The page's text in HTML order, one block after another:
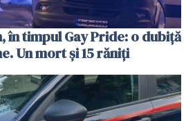
în timpul Gay Pride: o dubiță
Un mort și 15 răniți